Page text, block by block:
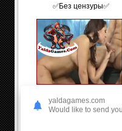
✅Без цензуры✅
yaldagames.com
Would like to send